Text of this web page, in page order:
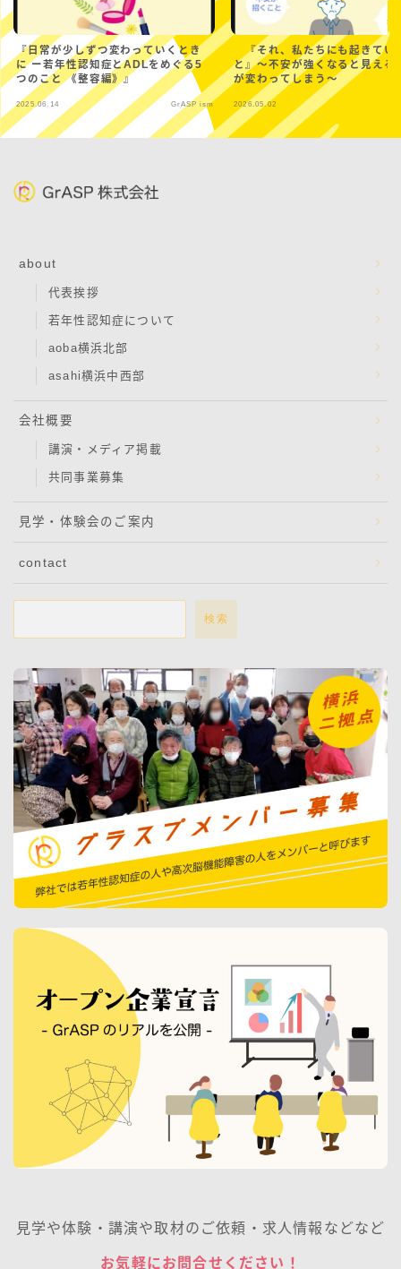
『日常が少しずつ変わっていくとき
に ー若年性認知症とADLをめぐる5
つのこと 《整容編》』
2025.06.14 GrASP ism
『それ、私たちにも起きてい
と』〜不安が強くなると見える
が変わってしまう～
2026.05.02
about
代表挨拶
若年性認知症について
aoba横浜北部
asahi横浜中西部
会社概要
講演・メディア掲載
共同事業募集
見学・体験会のご案内
contact
検索
見学や体験・講演や取材のご依頼・求人情報などなど
お気軽にお問合せください！